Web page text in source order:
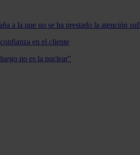
a la que no se ha prestado la atención
en el cliente
no es la nuclear"